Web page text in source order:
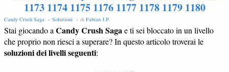
1173 1174 1175 1176 1177 1178 1179 1180
Candy Crush Saga - Soluzioni - di Fabian J.P.
Stai giocando a Candy Crush Sagae ti sei bloccato in un livello
che proprio non riesci a superare? In questo articolo troverai le
soluzioni dei livelli seguenti: